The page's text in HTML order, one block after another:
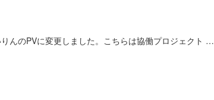
んのPVに変更しました。こちらは協働プロジェクト …